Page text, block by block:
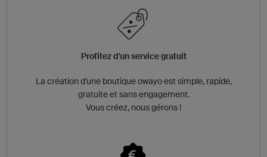
Profitez d'un service gratuit
La création d'une boutique owayo est simple, rapide,
gratuite et sans engagement.
Vous créez, nous gérons !